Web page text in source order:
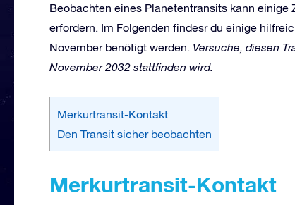
Beobachten eines Planetentransits kann
erfordern. Im Folgenden findesr du einige
November benötigt werden. Versuche, diesen
November 2032 stattfinden wird.
Merkurtransit-Kontakt
Den Transit sicher beobachten
Merkurtransit-Kontakt